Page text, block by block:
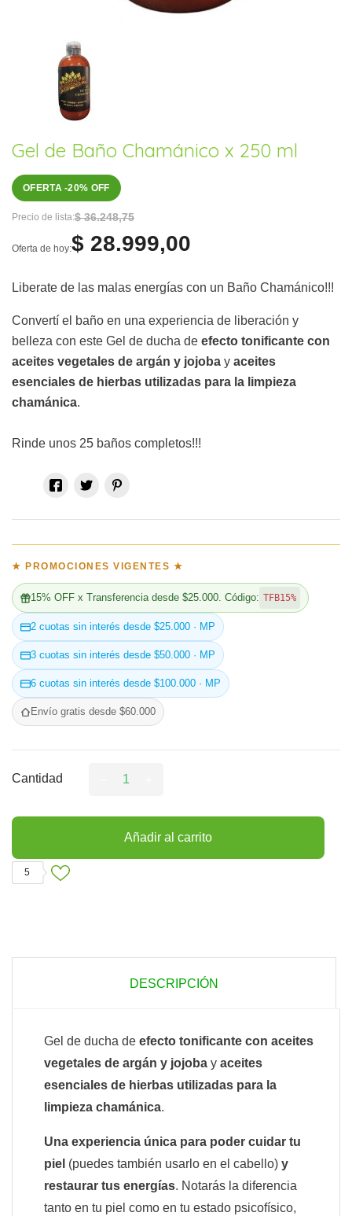
Gel de Baño Chamánico x 250 ml
OFERTA -20% OFF
Precio de lista:$ 36.248,75
Oferta de hoy:$ 28.999,00
Liberate de las malas energías con un Baño Chamánico!!!
Convertí el baño en una experiencia de liberación y
belleza con este Gel de ducha de efecto tonificante con
aceites vegetales de argán y jojoba y aceites
esenciales de hierbas utilizadas para la limpieza
chamánica.
Rinde unos 25 baños completos!!!
★ PROMOCIONES VIGENTES ★
15% OFF x Transferencia desde $25.000. Código: TFB15%
2 cuotas sin interés desde $25.000 · MP
3 cuotas sin interés desde $50.000 · MP
6 cuotas sin interés desde $100.000 · MP
Envío gratis desde $60.000
Cantidad
Añadir al carrito
5
DESCRIPCIÓN
Gel de ducha de efecto tonificante con aceites
vegetales de argán y jojoba y aceites
esenciales de hierbas utilizadas para la
limpieza chamánica.
Una experiencia única para poder cuidar tu
piel (puedes también usarlo en el cabello) y
restaurar tus energías. Notarás la diferencia
tanto en tu piel como en tu estado psicofísico,